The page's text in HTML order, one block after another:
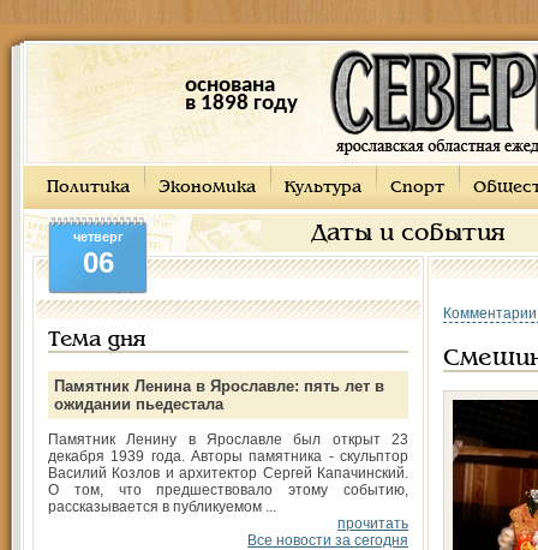
основана
в 1898 году
Политика Экономика Культура Спорт
Даты и события
четверг
06
Тема дня
Памятник Ленина в Ярославле: пять лет в
ожидании пьедестала
Памятник Ленину в Ярославле был открыт 23
декабря 1939 года. Авторы памятника - скульптор
Василий Козлов и архитектор Сергей Капачинский.
О том, что предшествовало этому событию,
рассказывается в публикуемом ...
прочитать
Все новости за сегодня